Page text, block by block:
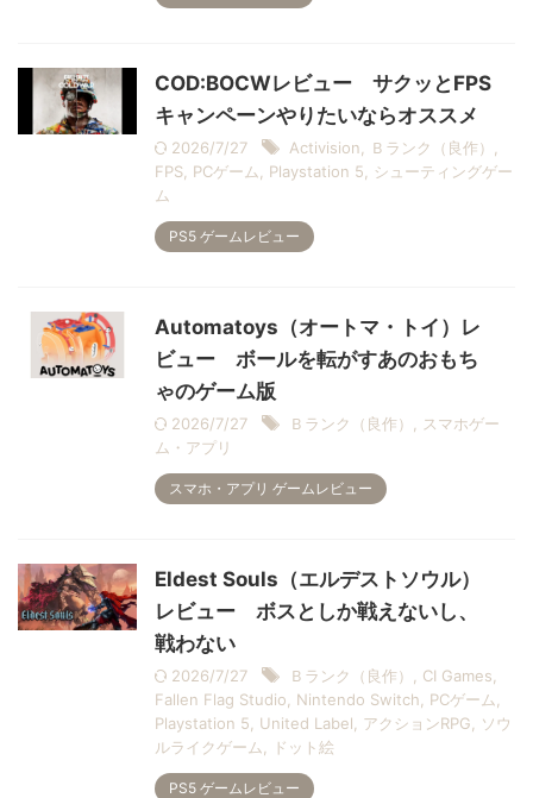
COD:BOCWレビュー サクッとFPS
キャンペーンやりたいならオススメ
2026/7/27 Activision Ｂランク（良作）
FPS PCゲーム Playstation 5
シューティングゲー
ム
PS5 ゲームレビュー
Automatoys（オートマ・トイ）レ
ビュー ボールを転がすあのおもち
ゃのゲーム版
2026/7/27 Ｂランク（良作）
スマホゲー
ム・アプリ
スマホ・アプリ ゲームレビュー
Eldest Souls（エルデストソウル）
レビュー ボスとしか戦えないし、
戦わない
2026/7/27 Ｂランク（良作） CI Games
Fallen Flag Studio
Nintendo Switch PCゲーム
Playstation 5
United Label アクションRPG
ソウ
ルライクゲーム
ドット絵
PS5 ゲームレビュー